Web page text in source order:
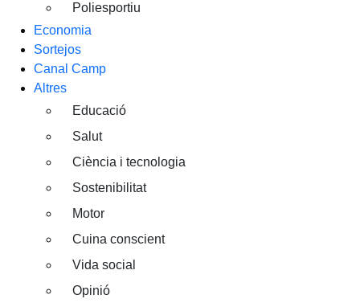
Poliesportiu
Economia
Sortejos
Canal Camp
Altres
Educació
Salut
Ciència i tecnologia
Sostenibilitat
Motor
Cuina conscient
Vida social
Opinió